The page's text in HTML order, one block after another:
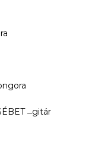
gitár